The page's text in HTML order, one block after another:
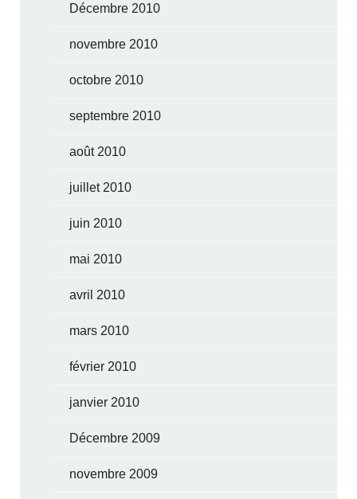
Décembre 2010
novembre 2010
octobre 2010
septembre 2010
août 2010
juillet 2010
juin 2010
mai 2010
avril 2010
mars 2010
février 2010
janvier 2010
Décembre 2009
novembre 2009